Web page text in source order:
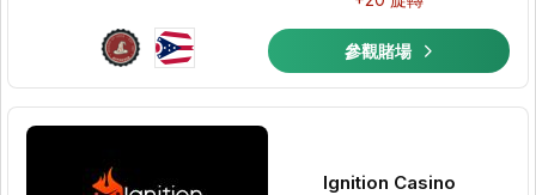
參觀賭場
Ignition Casino